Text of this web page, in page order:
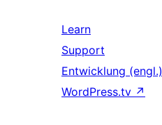
Learn
Support
Entwicklung (engl.)
WordPress.tv ↗